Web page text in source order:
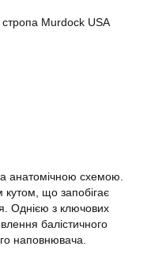
стропа Murdock USA
анатомічною схемою.
кутом, що запобігає
Однією з ключових
балістичного
наповнювача.